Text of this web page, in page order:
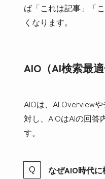
ば「これは記事」「
くなります。
AIO（AI検索最
AIOは、AI Overview
対し、AIOはAIの回
す。
なぜAIO時代